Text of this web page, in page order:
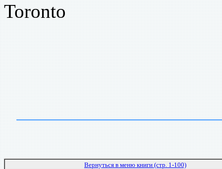
Toronto
Вернуться в меню книги (стр. 1-100)